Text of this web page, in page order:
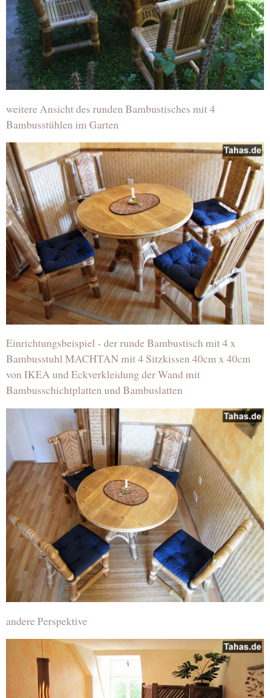
weitere Ansicht des runden Bambustisches mit 4
Bambusstühlen im Garten
Einrichtungsbeispiel - der runde Bambustisch mit 4 x
Bambusstuhl MACHTAN mit 4 Sitzkissen 40cm x 40cm
von IKEA und Eckverkleidung der Wand mit
Bambusschichtplatten und Bambuslatten
andere Perspektive